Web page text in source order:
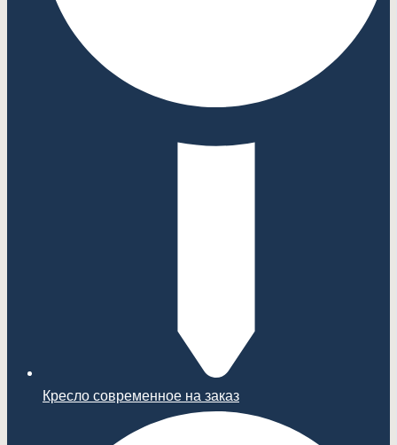
Кресло современное на заказ